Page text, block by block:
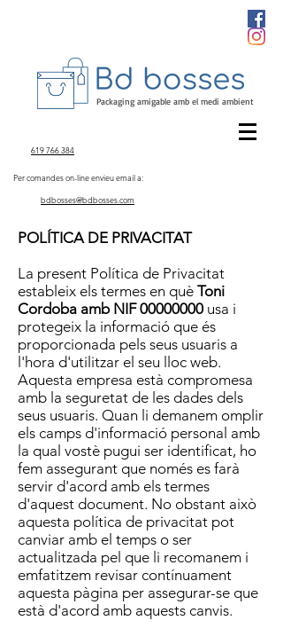
619 766 384
Per comandes on-line envieu email a:
bdbosses@bdbosses.com
Packaging amigable amb el medi ambient
POLÍTICA DE PRIVACITAT
La present Política de Privacitat
estableix els termes en què Toni
Cordoba amb NIF00000000 usa i
protegeix la informació que és
proporcionada pels seus usuaris a
l'hora d'utilitzar el seu lloc web.
Aquesta empresa està compromesa
amb la seguretat de les dades dels
seus usuaris. Quan li demanem omplir
els camps d'informació personal amb
la qual vostè pugui ser identificat, ho
fem assegurant que només es farà
servir d'acord amb els termes
d'aquest document. No obstant això
aquesta política de privacitat pot
canviar amb el temps o ser
actualitzada pel que li recomanem i
emfatitzem revisar contínuament
aquesta pàgina per assegurar-se que
està d'acord amb aquests canvis.